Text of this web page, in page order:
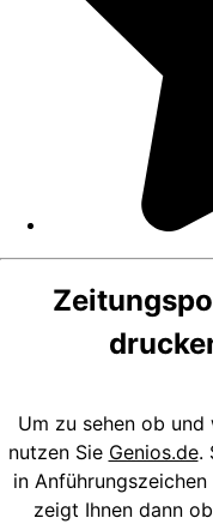
Um zu sehen ob
nutzen Sie Genios.de.
in
zeigt Ihnen dann